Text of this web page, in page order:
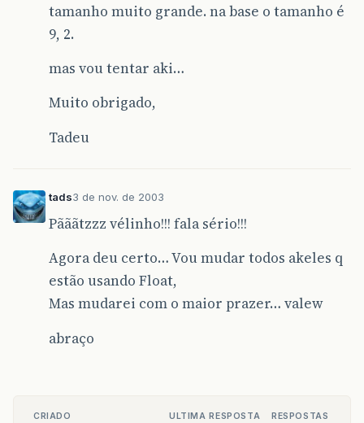
tamanho muito grande. na base o tamanho é
9, 2.
mas vou tentar aki…
Muito obrigado,
Tadeu
tads3 de nov. de 2003
Pãããtzzz vélinho!!! fala sério!!!
Agora deu certo… Vou mudar todos akeles q
estão usando Float,
Mas mudarei com o maior prazer… valew
abraço
CRIADO ULTIMA RESPOSTA RESPOSTAS